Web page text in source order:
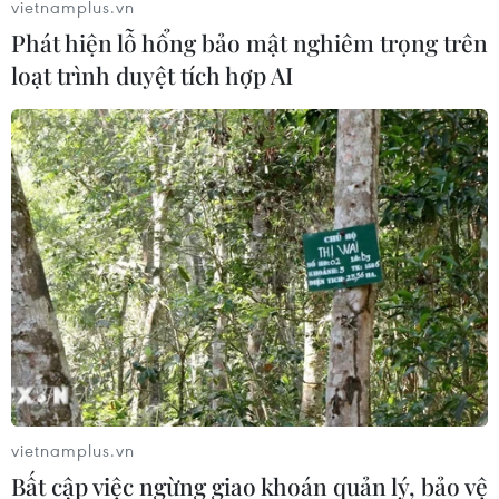
Canada cam kết chia sẻ 100 triệu liều
vaccine với nước thu nhập thấp
12/06/2021 03:12
Việc đóng góp số vaccine trên của Canada sẽ là một
phần trong cam kết của các nhà lãnh đạo G7 về việc
cung cấp tổng cộng ít nhất một tỷ liều vaccine phòng
COVID-19 cho các quốc gia khác.
vietnamplus.vn
Phát hiện lỗ hổng bảo mật nghiêm trọng trên
loạt trình duyệt tích hợp AI
vietnamplus.vn
Bất cập việc ngừng giao khoán quản lý, bảo vệ